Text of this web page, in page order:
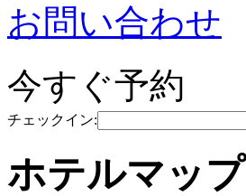
お問い合わせ
今すぐ予約
チェックイン:
ホテルマップ